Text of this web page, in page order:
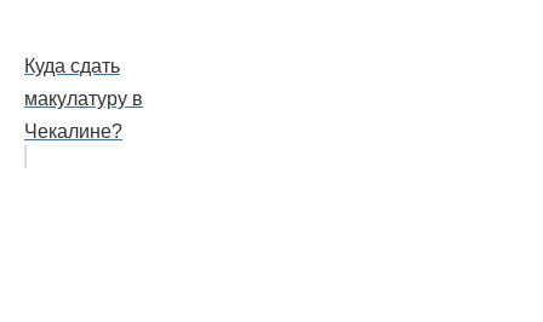
Куда сдать
макулатуру в
Чекалине?